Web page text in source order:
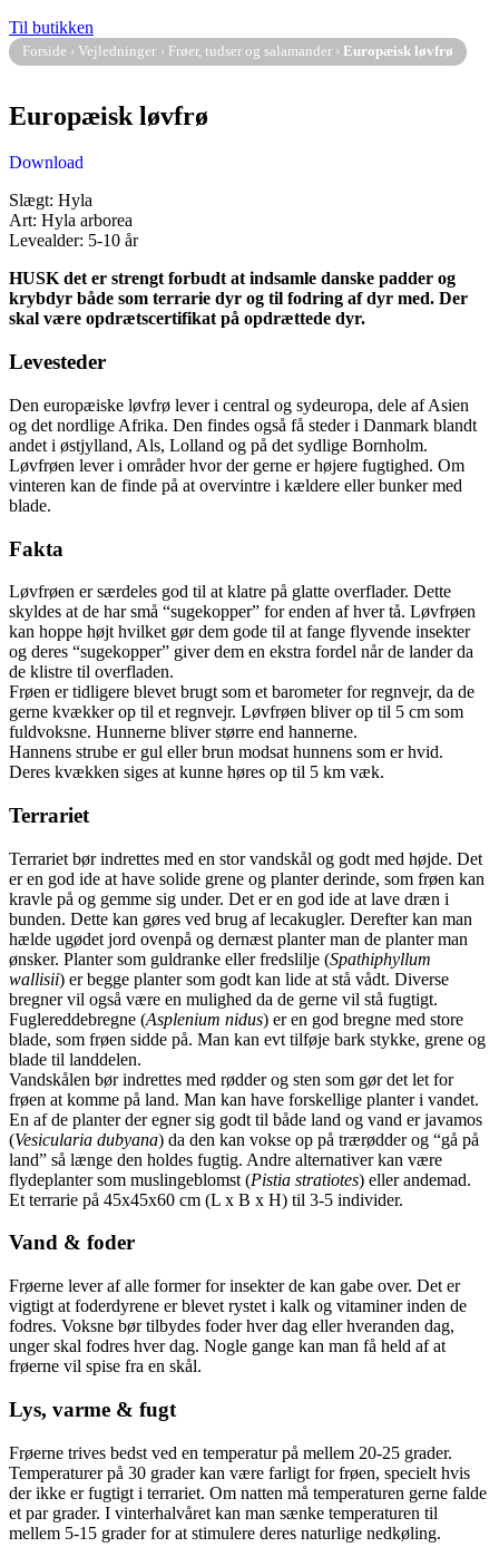
Til butikken
Forside › Vejledninger › Frøer, tudser og salamander › Europæisk løvfrø
Europæisk løvfrø
Download
Slægt: Hyla
Art: Hyla arborea
Levealder: 5-10 år
HUSK det er strengt forbudt at indsamle danske padder og
krybdyr både som terrarie dyr og til fodring af dyr med. Der
skal være opdrætscertifikat på opdrættede dyr.
Levesteder
Den europæiske løvfrø lever i central og sydeuropa, dele af Asien
og det nordlige Afrika. Den findes også få steder i Danmark blandt
andet i østjylland, Als, Lolland og på det sydlige Bornholm.
Løvfrøen lever i områder hvor der gerne er højere fugtighed. Om
vinteren kan de finde på at overvintre i kældere eller bunker med
blade.
Fakta
Løvfrøen er særdeles god til at klatre på glatte overflader. Dette
skyldes at de har små “sugekopper” for enden af hver tå. Løvfrøen
kan hoppe højt hvilket gør dem gode til at fange flyvende insekter
og deres “sugekopper” giver dem en ekstra fordel når de lander da
de klistre til overfladen.
Frøen er tidligere blevet brugt som et barometer for regnvejr, da de
gerne kvækker op til et regnvejr. Løvfrøen bliver op til 5 cm som
fuldvoksne. Hunnerne bliver større end hannerne.
Hannens strube er gul eller brun modsat hunnens som er hvid.
Deres kvækken siges at kunne høres op til 5 km væk.
Terrariet
Terrariet bør indrettes med en stor vandskål og godt med højde. Det
er en god ide at have solide grene og planter derinde, som frøen kan
kravle på og gemme sig under. Det er en god ide at lave dræn i
bunden. Dette kan gøres ved brug af lecakugler. Derefter kan man
hælde ugødet jord ovenpå og dernæst planter man de planter man
ønsker. Planter som guldranke eller fredslilje (Spathiphyllum
wallisii) er begge planter som godt kan lide at stå vådt. Diverse
bregner vil også være en mulighed da de gerne vil stå fugtigt.
Fuglereddebregne (Asplenium nidus) er en god bregne med store
blade, som frøen sidde på. Man kan evt tilføje bark stykke, grene og
blade til landdelen.
Vandskålen bør indrettes med rødder og sten som gør det let for
frøen at komme på land. Man kan have forskellige planter i vandet.
En af de planter der egner sig godt til både land og vand er javamos
(Vesicularia dubyana) da den kan vokse op på trærødder og “gå på
land” så længe den holdes fugtig. Andre alternativer kan være
flydeplanter som muslingeblomst (Pistia stratiotes) eller andemad.
Et terrarie på 45x45x60 cm (L x B x H) til 3-5 individer.
Vand & foder
Frøerne lever af alle former for insekter de kan gabe over. Det er
vigtigt at foderdyrene er blevet rystet i kalk og vitaminer inden de
fodres. Voksne bør tilbydes foder hver dag eller hveranden dag,
unger skal fodres hver dag. Nogle gange kan man få held af at
frøerne vil spise fra en skål.
Lys, varme & fugt
Frøerne trives bedst ved en temperatur på mellem 20-25 grader.
Temperaturer på 30 grader kan være farligt for frøen, specielt hvis
der ikke er fugtigt i terrariet. Om natten må temperaturen gerne falde
et par grader. I vinterhalvåret kan man sænke temperaturen til
mellem 5-15 grader for at stimulere deres naturlige nedkøling.